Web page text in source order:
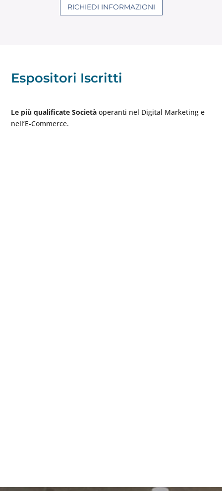
RICHIEDI INFORMAZIONI
Espositori Iscritti
Le più qualificate Società operanti nel Digital Marketing e
nell’E-Commerce.